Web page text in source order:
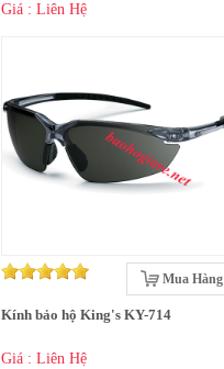
Giá : Liên Hệ
Mua Hàng
Kính bảo hộ King's KY-714
Giá : Liên Hệ